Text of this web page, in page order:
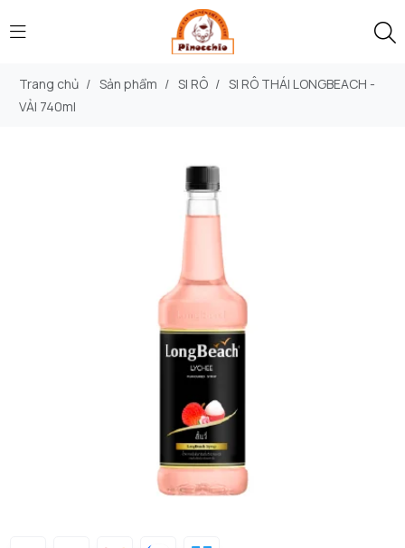
Trang chủ / Sản phẩm / SI RÔ / SI RÔ THÁI LONGBEACH -
VẢI 740ml